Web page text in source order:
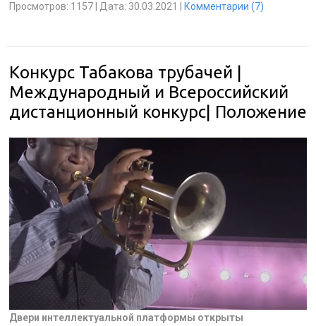
Просмотров: 1157 Дата: 30.03.2021 Комментарии (7)
Конкурс Табакова трубачей |
Международный и Всероссийский
дистанционный конкурс| Положение
Двери интеллектуальной платформы открыты